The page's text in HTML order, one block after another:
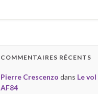
COMMENTAIRES RÉCENTS
Pierre Crescenzo dans Le vol
AF84